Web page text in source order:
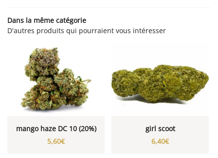
Dans la même catégorie
D'autres produits qui pourraient vous intéresser
mango haze DC 10 (20%)
5,60€
girl scoot
6,40€